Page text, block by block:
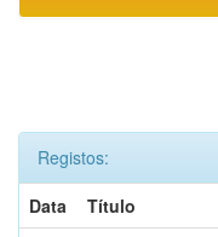
Registos:
Data
Título